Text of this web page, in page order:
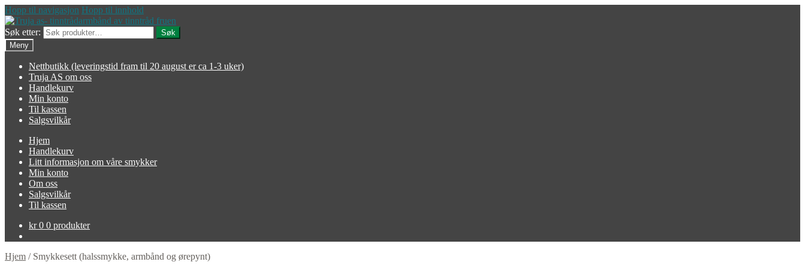
Hopp til navigasjon Hopp til innhold
Søk etter:
Søk
Meny
Nettbutikk (leveringstid fram til 20 august er ca 1-3 uker)
Truja AS om oss
Handlekurv
Min konto
Til kassen
Salgsvilkår
Hjem
Handlekurv
Litt informasjon om våre smykker
Min konto
Om oss
Salgsvilkår
Til kassen
kr0 0 produkter
Hjem / Smykkesett (halssmykke, armbånd og ørepynt)